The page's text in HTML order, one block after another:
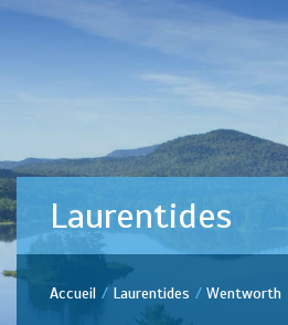
Laurentides
Accueil Laurentides Wentworth